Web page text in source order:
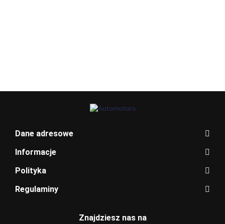
BENTLEY
Dane adresowe
Informacje
Polityka
Regulaminy
Znajdziesz nas na